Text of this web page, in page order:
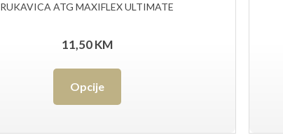
RUKAVICA ATG MAXIFLEX ULTIMATE
11,50KM
Opcije
proizvod